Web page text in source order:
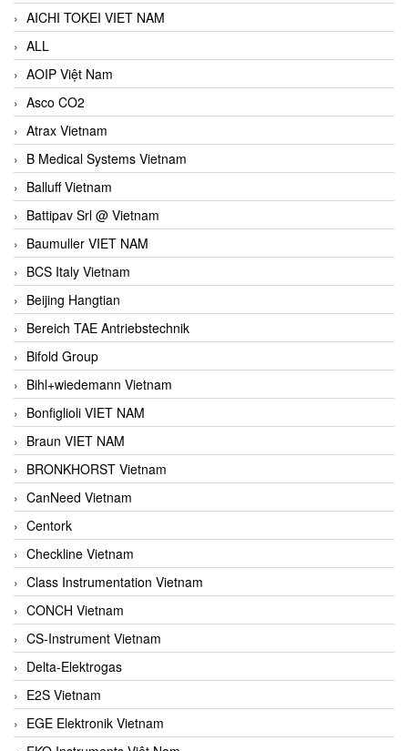
AICHI TOKEI VIET NAM
ALL
AOIP Việt Nam
Asco CO2
Atrax Vietnam
B Medical Systems Vietnam
Balluff Vietnam
Battipav Srl @ Vietnam
Baumuller VIET NAM
BCS Italy Vietnam
Beijing Hangtian
Bereich TAE Antriebstechnik
Bifold Group
Bihl+wiedemann Vietnam
Bonfiglioli VIET NAM
Braun VIET NAM
BRONKHORST Vietnam
CanNeed Vietnam
Centork
Checkline Vietnam
Class Instrumentation Vietnam
CONCH Vietnam
CS-Instrument Vietnam
Delta-Elektrogas
E2S Vietnam
EGE Elektronik Vietnam